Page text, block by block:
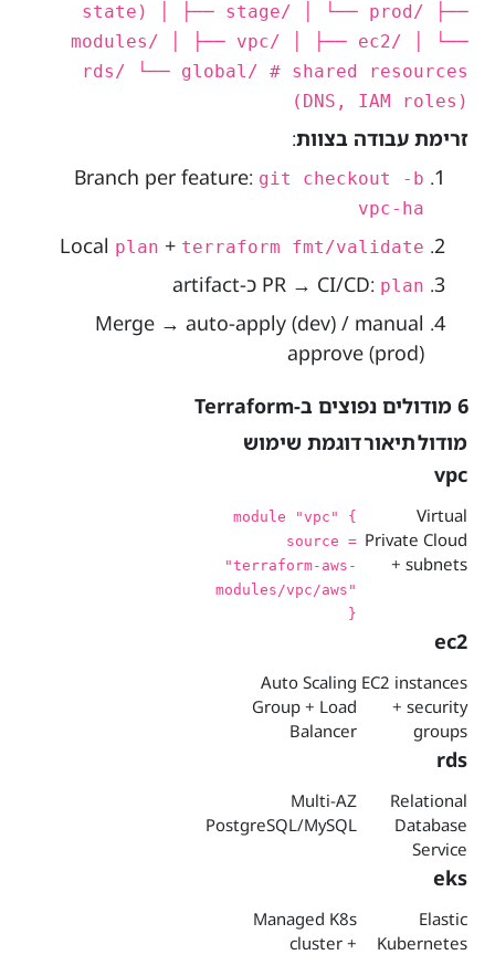
state) │ ├── stage/ │ └── prod/ ├──
modules/ │ ├── vpc/ │ ├── ec2/ │ └──
rds/ └── global/ # shared resources
(DNS, IAM roles)
זרימת עבודה בצוות:
Branch per feature: git checkout -b
vpc-ha
Local plan + terraform fmt/validate
PR → CI/CD: plan
כ-artifact
Merge → auto-apply (dev) / manual
approve (prod)
6 מודולים נפוצים ב-Terraform
מודולתיאורדוגמת שימוש
vpc
Virtual
Private Cloud
+ subnets
module "vpc" {
source =
"terraform-aws-
modules/vpc/aws"
}
ec2
EC2 instances
+ security
groups
Auto Scaling
Group + Load
Balancer
rds
Relational
Database
Service
Multi-AZ
PostgreSQL/MySQL
eks
Elastic
Kubernetes
Managed K8s
cluster +